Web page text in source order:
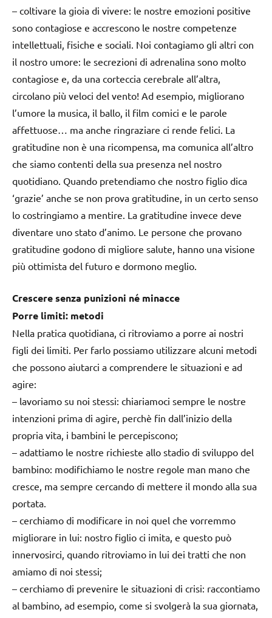
– coltivare la gioia di vivere: le nostre emozioni positive
sono contagiose e accrescono le nostre competenze
intellettuali, fisiche e sociali. Noi contagiamo gli altri con
il nostro umore: le secrezioni di adrenalina sono molto
contagiose e, da una corteccia cerebrale all’altra,
circolano più veloci del vento! Ad esempio, migliorano
l’umore la musica, il ballo, il film comici e le parole
affettuose… ma anche ringraziare ci rende felici. La
gratitudine non è una ricompensa, ma comunica all’altro
che siamo contenti della sua presenza nel nostro
quotidiano. Quando pretendiamo che nostro figlio dica
‘grazie’ anche se non prova gratitudine, in un certo senso
lo costringiamo a mentire. La gratitudine invece deve
diventare uno stato d’animo. Le persone che provano
gratitudine godono di migliore salute, hanno una visione
più ottimista del futuro e dormono meglio.
Crescere senza punizioni né minacce
Porre limiti: metodi
Nella pratica quotidiana, ci ritroviamo a porre ai nostri
figli dei limiti. Per farlo possiamo utilizzare alcuni metodi
che possono aiutarci a comprendere le situazioni e ad
agire:
– lavoriamo su noi stessi: chiariamoci sempre le nostre
intenzioni prima di agire, perchè fin dall’inizio della
propria vita, i bambini le percepiscono;
– adattiamo le nostre richieste allo stadio di sviluppo del
bambino: modifichiamo le nostre regole man mano che
cresce, ma sempre cercando di mettere il mondo alla sua
portata.
– cerchiamo di modificare in noi quel che vorremmo
migliorare in lui: nostro figlio ci imita, e questo può
innervosirci, quando ritroviamo in lui dei tratti che non
amiamo di noi stessi;
– cerchiamo di prevenire le situazioni di crisi: raccontiamo
al bambino, ad esempio, come si svolgerà la sua giornata,